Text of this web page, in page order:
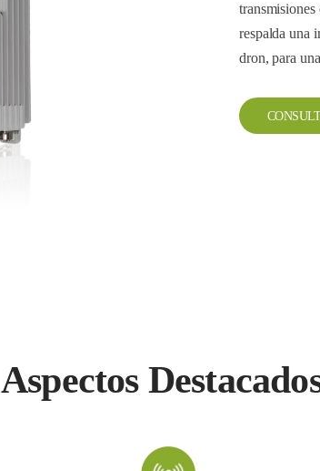
respalda una
dron, para
Aspectos